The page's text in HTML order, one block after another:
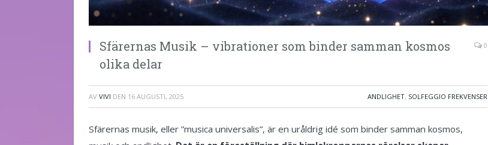
Sfärernas Musik – vibrationer som binder samman kosmos
olika delar
0
AV VIVI DEN 16 AUGUSTI, 2025 ANDLIGHET, SOLFEGGIO FREKVENSER
Sfärernas musik, eller ”musica universalis”, är en uråldrig idé som binder samman kosmos,